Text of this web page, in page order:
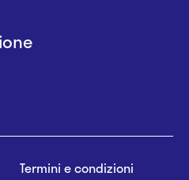
Termini e condizioni